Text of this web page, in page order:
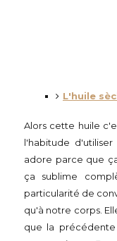
L'huile
Alors cette huile
l'habitude
adore parce que
ça sublime
particularité de
qu'à notre corps.
que la